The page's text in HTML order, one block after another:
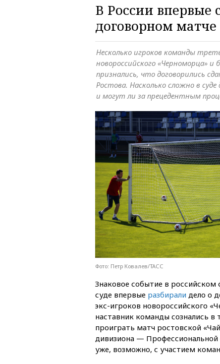
В России впервые
договорном матче
Несколько игроков команды
новороссийского «Черноморца»
признались, что договорились
Ростова. Насколько сложно в
и могут ли за прецедентным
Фото: Петр Ковалев/ТАСС
Знаковое событие в российском
суде впервые разбирали дело о
экс-игроков новороссийского
наставник команды сознались в
проиграть матч ростовской
дивизиона —
уже, возможно, с участием